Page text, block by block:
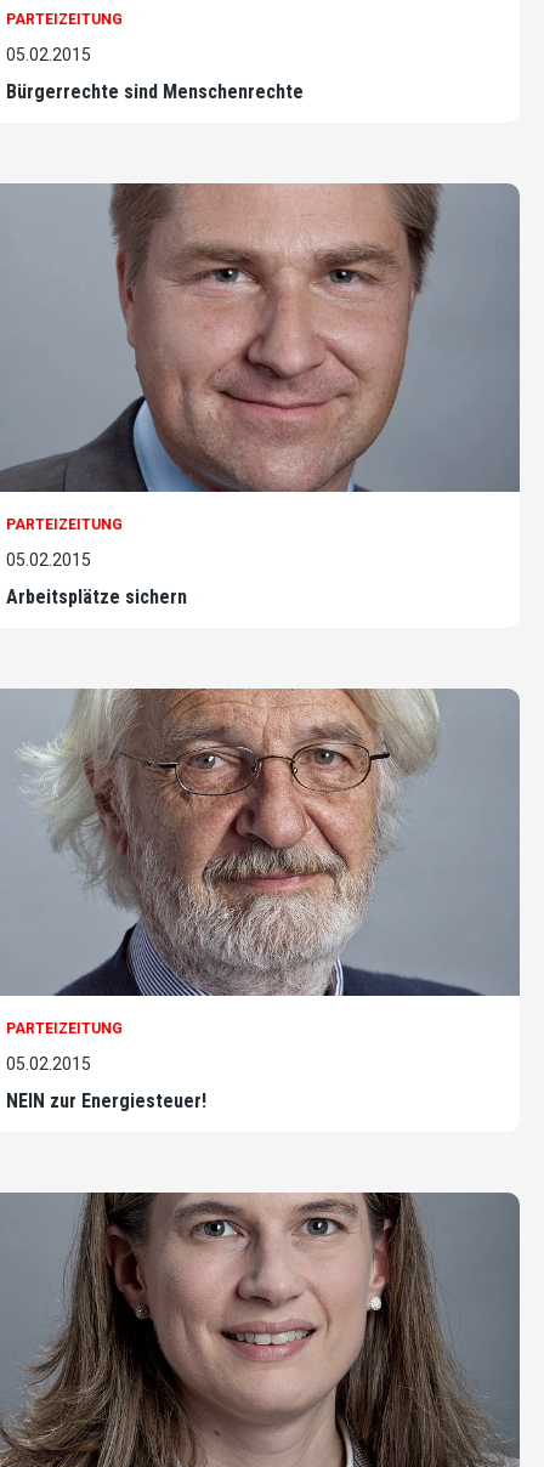
PARTEIZEITUNG
05.02.2015
Bürgerrechte sind Menschenrechte
PARTEIZEITUNG
05.02.2015
Arbeitsplätze sichern
PARTEIZEITUNG
05.02.2015
NEIN zur Energiesteuer!